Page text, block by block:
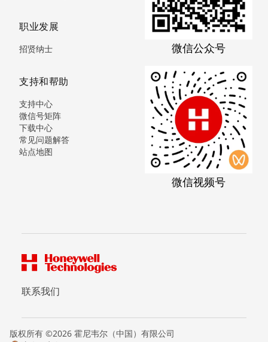
职业发展
招贤纳士
支持和帮助
支持中心
微信号矩阵
下载中心
常见问题解答
站点地图
微信公众号
微信视频号
联系我们
版权所有 ©2026 霍尼韦尔（中国）有限公司